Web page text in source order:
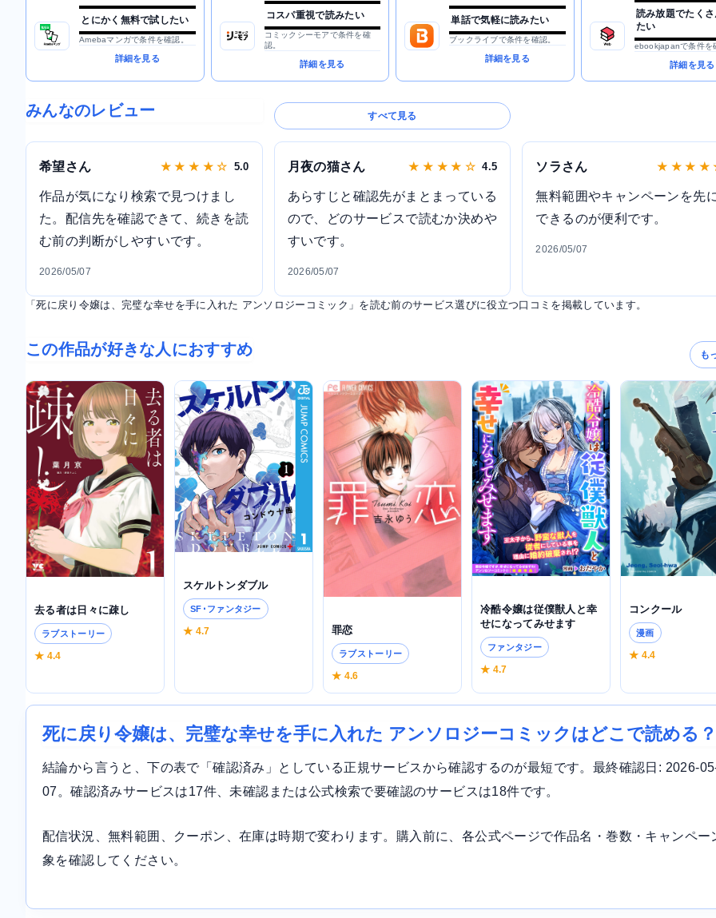
とにかく無料で試したい
Amebaマンガで条件を確認。
詳細を見る
コスパ重視で読みたい
コミックシーモアで条件を確
認。
詳細を見る
単話で気軽に読みたい
ブックライブで条件を確認。
詳細を見る
読み放題でたく
たい
ebookjapanで条件を
詳細を見る
みんなのレビュー すべて見る
希望さん ★ ★ ★ ★ ☆ 5.0
作品が気になり検索で見つけまし
た。配信先を確認できて、続きを読
む前の判断がしやすいです。
2026/05/07
月夜の猫さん ★ ★ ★ ★ ☆ 4.5
あらすじと確認先がまとまっている
ので、どのサービスで読むか決めや
すいです。
2026/05/07
ソラさん ★ ★ ★ ★
無料範囲やキャンペーンを先
できるのが便利です。
2026/05/07
「死に戻り令嬢は、完璧な幸せを手に入れた アンソロジーコミック」を読む前のサービス選びに役立つ口コミを掲載しています。
この作品が好きな人におすすめ も
去る者は日々に疎し
ラブストーリー
★ 4.4
スケルトンダブル
SF･ファンタジー
★ 4.7 罪恋
ラブストーリー
★ 4.6
冷酷令嬢は従僕獣人と幸
せになってみせます
ファンタジー
★ 4.7
コンクール
漫画
★ 4.4
死に戻り令嬢は、完璧な幸せを手に入れた アンソロジーコミックはどこで読める？
結論から言うと、下の表で「確認済み」としている正規サービスから確認するのが最短です。最終確認日: 2026-
07。確認済みサービスは17件、未確認または公式検索で要確認のサービスは18件です。
配信状況、無料範囲、クーポン、在庫は時期で変わります。購入前に、各公式ページで作品名・巻数・キャンペー
象を確認してください。